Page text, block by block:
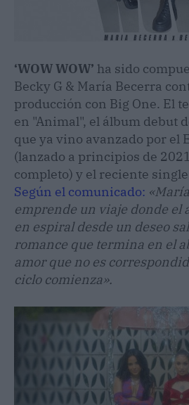
‘WOW WOW’ ha sido
Becky G & María Becerra
producción con Big One. El
en "Animal", el álbum debut
que ya vino avanzado por el
(lanzado a principios de
completo) y el reciente
Según el comunicado:
emprende un viaje donde el
en espiral desde un deseo
romance que termina en el
amor que no es
ciclo comienza».